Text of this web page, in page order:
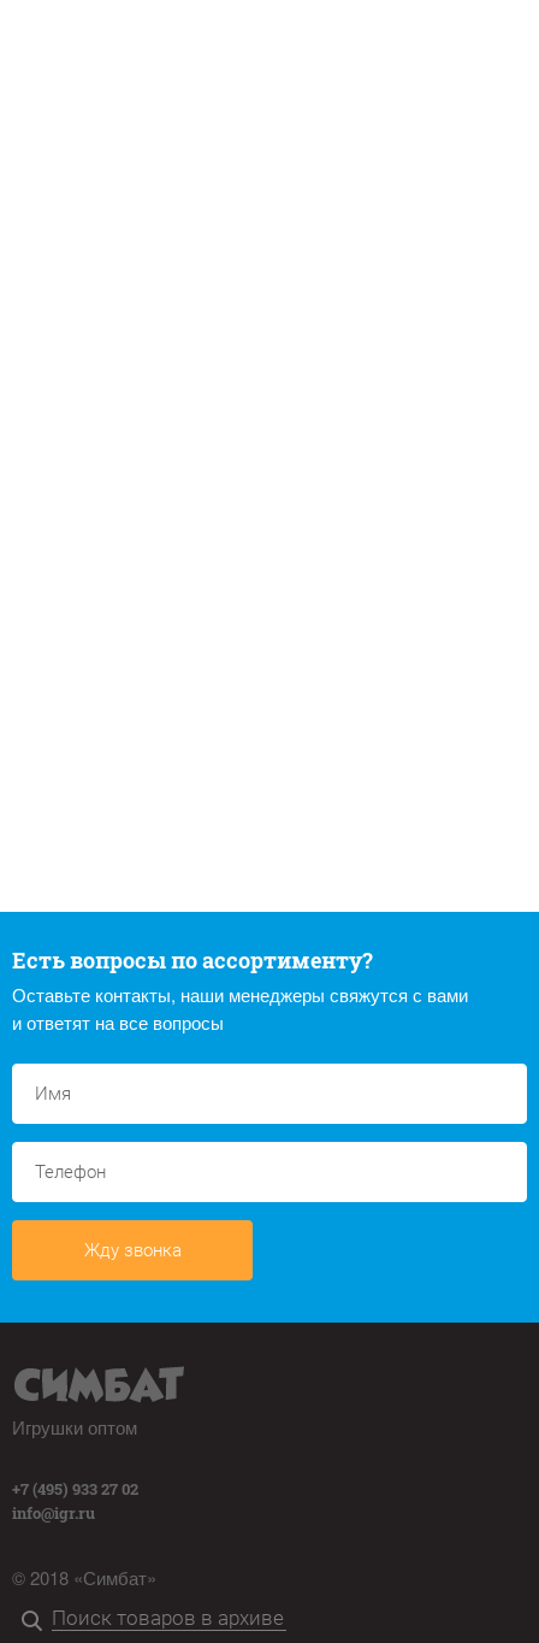
Есть вопросы по ассортименту?
Оставьте контакты, наши менеджеры свяжутся с вами
и ответят на все вопросы
Жду звонка
Игрушки оптом
+7 (495) 933 27 02
info@igr.ru
© 2018 «Симбат»